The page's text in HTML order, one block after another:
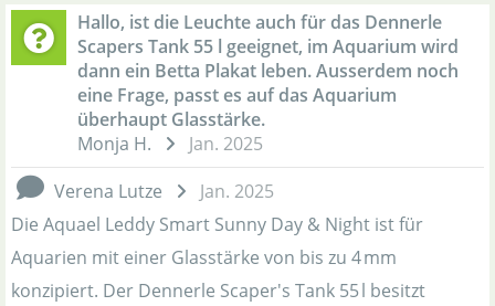
Hallo, ist die Leuchte auch für das Dennerle
Scapers Tank 55 l geeignet, im Aquarium wird
dann ein Betta Plakat leben. Ausserdem noch
eine Frage, passt es auf das Aquarium
überhaupt Glasstärke.
Monja H.
Jan. 2025
Verena Lutze
Jan. 2025
Die Aquael Leddy Smart Sunny Day & Night ist für
Aquarien mit einer Glasstärke von bis zu 4 mm
konzipiert. Der Dennerle Scaper's Tank 55 l besitzt